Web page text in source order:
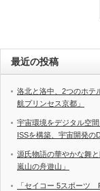
最近の投稿
洛北と洛中、2つのホテ
航プリンセス京都」
宇宙環境をデジタル空
ISSを構築、宇宙開発の
源氏物語の華やかな舞
嵐山の舟遊山」
「セイコー 5スポーツ